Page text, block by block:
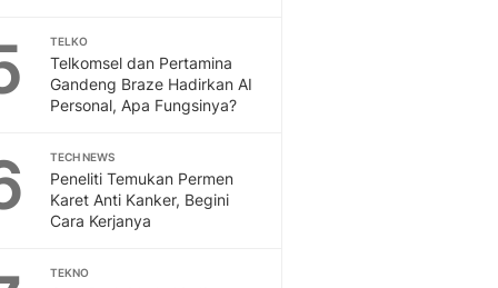
TELKO
Telkomsel dan Pertamina
Gandeng Braze Hadirkan AI
Personal, Apa Fungsinya?
TECH NEWS
Peneliti Temukan Permen
Karet Anti Kanker, Begini
Cara Kerjanya
TEKNO